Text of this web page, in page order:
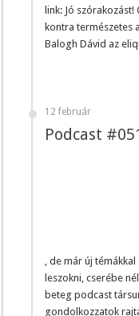
link: Jó
kontra természetes
Balogh Dávid az
12 február
Podcast
, de már új
leszokni, cserébe
beteg podcast
gondolkozzatok